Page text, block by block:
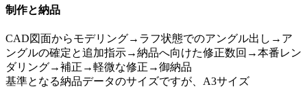
制作と納品
CAD図面からモデリング→ラフ状態でのアングル出し→ア
ングルの確定と追加指示→納品へ向けた修正数回→本番レン
ダリング→補正→軽微な修正→御納品
基準となる納品データのサイズですが、A3サイズ